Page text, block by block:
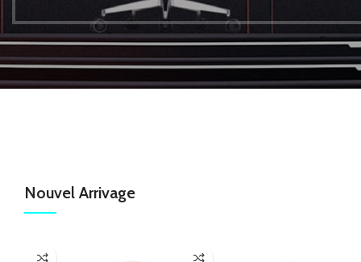
Nouvel Arrivage